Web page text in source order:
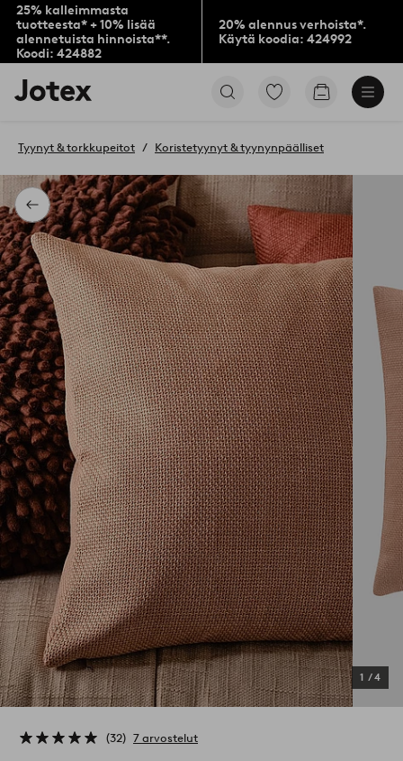
25% kalleimmasta
tuotteesta* + 10% lisää
alennetuista hinnoista**.
Koodi: 424882
20% alennus verhoista*.
Käytä koodia: 424992
Jotex-
logo
aloitussivulle
Siirry
Siirry
Takaisin
Tyynyt & torkkupeitot Koristetyynyt & tyynynpäälliset
1 /4
32 7 arvostelut